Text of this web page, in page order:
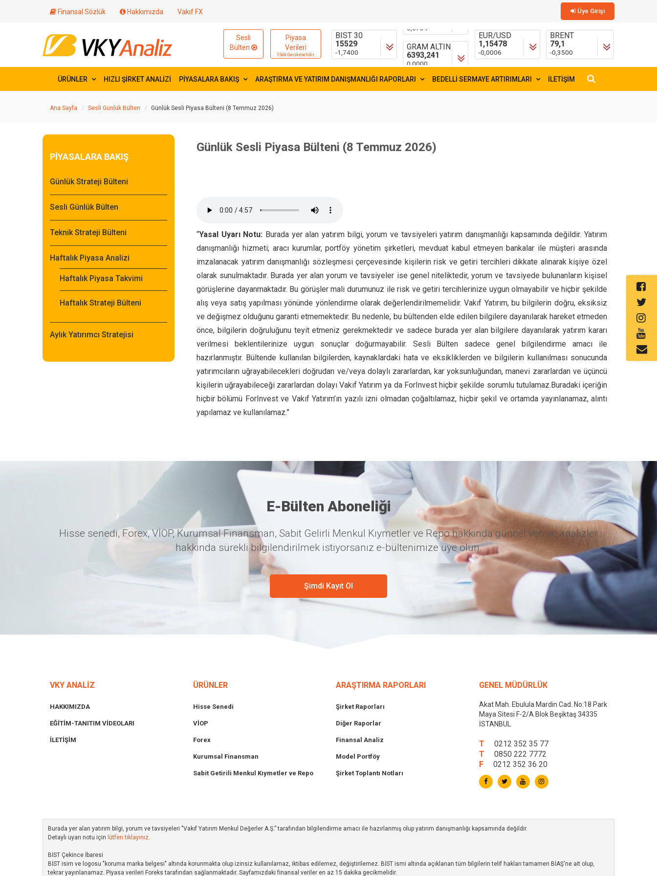
Finansal Sözlük Hakkımızda Vakıf FX Üye Girişi
Sesli
Bülten
Piyasa
Verileri
15dk Gecikmelidir.
FAİZ
41,54
0,0000
GRAM ALTIN
6393,241
0,0000
EUR/USD
1,15478
-0,0006
BRENT
79,1
-0,3500
ÜRÜNLER HIZLI ŞİRKET ANALİZİ PİYASALARA BAKIŞ ARAŞTIRMA VE YATIRIM DANIŞMANLIĞI RAPORLARI BEDELLİ SERMAYE ARTIRIMLARI İLETİŞİM
×
Ana Sayfa Sesli Günlük Bülten Günlük Sesli Piyasa Bülteni (8 Temmuz 2026)
PİYASALARA BAKIŞ
Günlük Strateji Bülteni
Sesli Günlük Bülten
Teknik Strateji Bülteni
Haftalık Piyasa Analizi
Haftalık Piyasa Takvimi
Haftalık Strateji Bülteni
Aylık Yatırımcı Stratejisi
Günlük Sesli Piyasa Bülteni (8 Temmuz 2026)
“Yasal Uyarı Notu: Burada yer alan yatırım bilgi, yorum ve tavsiyeleri yatırım danışmanlığı kapsamında değildir. Yatırım
danışmanlığı hizmeti; aracı kurumlar, portföy yönetim şirketleri, mevduat kabul etmeyen bankalar ile müşteri arasında
imzalanacak yatırım danışmanlığı sözleşmesi çerçevesinde kişilerin risk ve getiri tercihleri dikkate alınarak kişiye özel
olarak sunulmaktadır. Burada yer alan yorum ve tavsiyeler ise genel niteliktedir, yorum ve tavsiyede bulunanların kişisel
görüşlerine dayanmaktadır. Bu görüşler mali durumunuz ile risk ve getiri tercihlerinize uygun olmayabilir ve hiçbir şekilde
alış veya satış yapılması yönünde yönlendirme olarak değerlendirilmemelidir. Vakıf Yatırım, bu bilgilerin doğru, eksiksiz
ve değişmez olduğunu garanti etmemektedir. Bu nedenle, bu bültenden elde edilen bilgilere dayanılarak hareket etmeden
önce, bilgilerin doğruluğunu teyit etmeniz gerekmektedir ve sadece burada yer alan bilgilere dayanılarak yatırım kararı
verilmesi beklentilerinize uygun sonuçlar doğurmayabilir. Sesli Bülten sadece genel bilgilendirme amacı ile
hazırlanmıştır. Bültende kullanılan bilgilerden, kaynaklardaki hata ve eksikliklerden ve bilgilerin kullanılması sonucunda
yatırımcıların uğrayabilecekleri doğrudan ve/veya dolaylı zararlardan, kar yoksunluğundan, manevi zararlardan ve üçüncü
kişilerin uğrayabileceği zararlardan dolayı Vakıf Yatırım ya da ForInvest hiçbir şekilde sorumlu tutulamaz.Buradaki içeriğin
hiçbir bölümü ForInvest ve Vakıf Yatırım’ın yazılı izni olmadan çoğaltılamaz, hiçbir şekil ve ortamda yayınlanamaz, alıntı
yapılamaz ve kullanılamaz.”
E-Bülten Aboneliği
Hisse senedi, Forex, VİOP, Kurumsal Finansman, Sabit Gelirli Menkul Kıymetler ve Repo hakkında güncel veri ve analizler
hakkında sürekli bilgilendirilmek istiyorsanız e-bültenimize üye olun.
Şimdi Kayıt Ol
VKY ANALİZ
HAKKIMIZDA
EĞİTİM-TANITIM VİDEOLARI
İLETİŞİM
ÜRÜNLER
Hisse Senedi
VİOP
Forex
Kurumsal Finansman
Sabit Getirili Menkul Kıymetler ve Repo
ARAŞTIRMA RAPORLARI
Şirket Raporları
Diğer Raporlar
Finansal Analiz
Model Portföy
Şirket Toplantı Notları
GENEL MÜDÜRLÜK
Akat Mah. Ebulula Mardin Cad. No:18 Park
Maya Sitesi F-2/A Blok Beşiktaş 34335
İSTANBUL
T
0212 352 35 77
T
0850 222 7772
F
0212 352 36 20
Burada yer alan yatırım bilgi, yorum ve tavsiyeleri "Vakıf Yatırım Menkul Değerler A.Ş.” tarafından bilgilendirme amacı ile hazırlanmış olup yatırım danışmanlığı kapsamında değildir.
Detaylı uyarı notu için lütfen tıklayınız.
BİST Çekince İbaresi
BİST isim ve logosu "koruma marka belgesi" altında korunmakta olup izinsiz kullanılamaz, iktibas edilemez, değiştirilemez. BİST ismi altında açıklanan tüm bilgilerin telif hakları tamamen BİAŞ'ne ait olup,
tekrar yayınlanamaz. Piyasa verileri Foreks tarafından sağlanmaktadır. Sayfamızdaki finansal veriler en az 15 dakika gecikmelidir.